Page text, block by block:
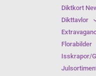
Diktkort
Dikttavlor
Florabilder
Isskrapor/